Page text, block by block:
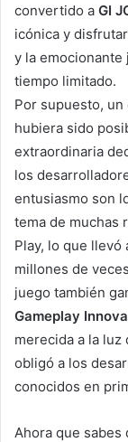
convertido a GI
icónica y
y la
tiempo limitado.
Por supuesto,
hubiera sido
extraordinaria
los
entusiasmo son
tema de muchas
Play, lo que llevó
millones de
juego también
Gameplay
merecida a la
obligó a los
conocidos en
Ahora que sabes